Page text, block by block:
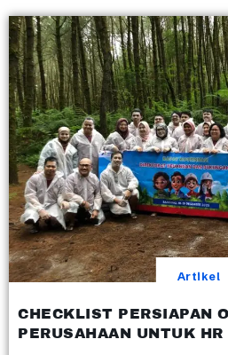
Artikel
CHECKLIST PERSIAPAN
PERUSAHAAN UNTUK HR